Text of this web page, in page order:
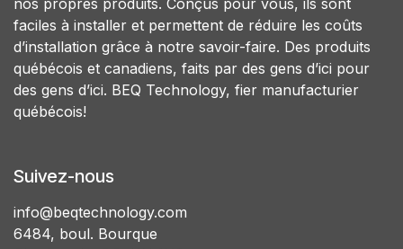
nos propres produits. Conçus pour vous, ils sont
faciles à installer et permettent de réduire les coûts
d’installation grâce à notre savoir-faire. Des produits
québécois et canadiens, faits par des gens d’ici pour
des gens d’ici. BEQ Technology, fier manufacturier
québécois!
Suivez-nous
info@beqtechnology.com
6484, boul. Bourque